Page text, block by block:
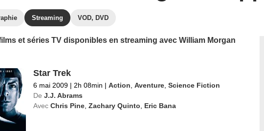
Streaming VOD, DVD
et séries TV disponibles en streaming avec William Morgan
Star Trek
6 mai 2009 | 2h 08min | Action Aventure, Science Fiction
De J.J. Abrams
Avec Chris Pine, Zachary Quinto Eric Bana